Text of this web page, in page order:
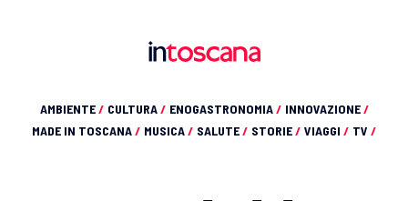
AMBIENTE/ CULTURA/ ENOGASTRONOMIA/ INNOVAZIONE/
MADE IN TOSCANA/ MUSICA/ SALUTE/ STORIE/ VIAGGI / TV /